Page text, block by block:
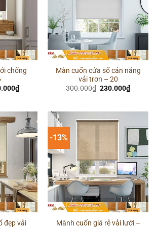
chống
₫Giá
hiện
350.000₫.
Màn cuốn cửa sổ cản nắng
vải trơn – 20
300.000₫ Giá
230.000₫Giá
hiện
đẹp vải
-13%
Mành cuốn giá rẻ vải lưới –